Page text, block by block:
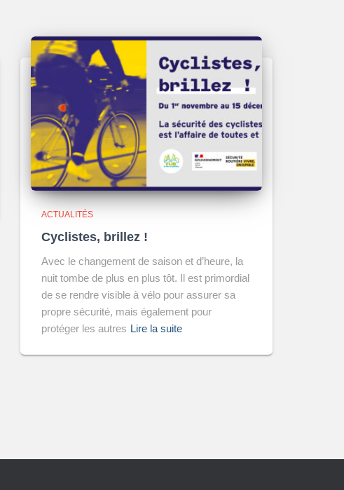
ACTUALITÉS
Cyclistes, brillez !
Avec le changement de saison et d’heure, la
nuit tombe de plus en plus tôt. Il est primordial
de se rendre visible à vélo pour assurer sa
propre sécurité, mais également pour
protéger les autres Lire la suite